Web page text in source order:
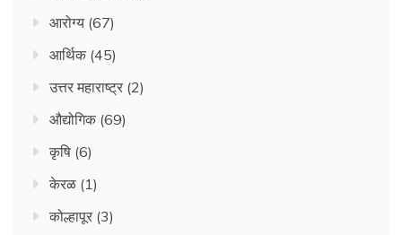
आरोग्य (67)
आर्थिक (45)
उत्तर महाराष्ट्र (2)
औद्योगिक (69)
कृषि (6)
केरळ (1)
कोल्हापूर (3)